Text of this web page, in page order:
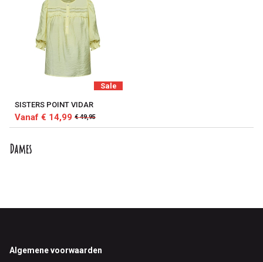
Sale
SISTERS POINT VIDAR
Vanaf € 14,99 € 49,95
Dames
Footer
Algemene voorwaarden